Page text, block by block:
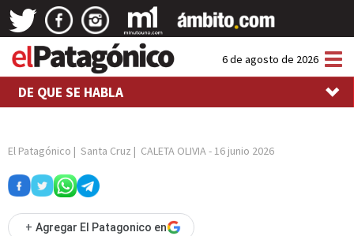
6 de agosto de 2026
DE QUE SE HABLA
El Patagónico | Santa Cruz | CALETA OLIVIA- 16 junio 2026
+ Agregar El Patagonico en